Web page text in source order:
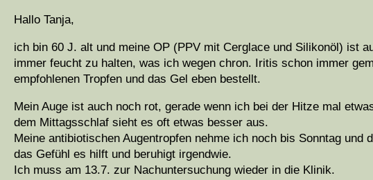
Hallo Tanja,
ich bin 60 J. alt und meine OP (PPV mit Cerglace und Silikonöl) ist
immer feucht zu halten, was ich wegen chron. Iritis schon immer
empfohlenen Tropfen und das Gel eben bestellt.
Mein Auge ist auch noch rot, gerade wenn ich bei der Hitze mal
dem Mittagsschlaf sieht es oft etwas besser aus.
Meine antibiotischen Augentropfen nehme ich noch bis Sonntag
das Gefühl es hilft und beruhigt irgendwie.
Ich muss am 13.7. zur Nachuntersuchung wieder in die Klinik.